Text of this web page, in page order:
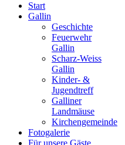
Start
Gallin
Geschichte
Feuerwehr
Gallin
Scharz-Weiss
Gallin
Kinder- &
Jugendtreff
Galliner
Landmäuse
Kirchengemeinde
Fotogalerie
Für unsere Gäste